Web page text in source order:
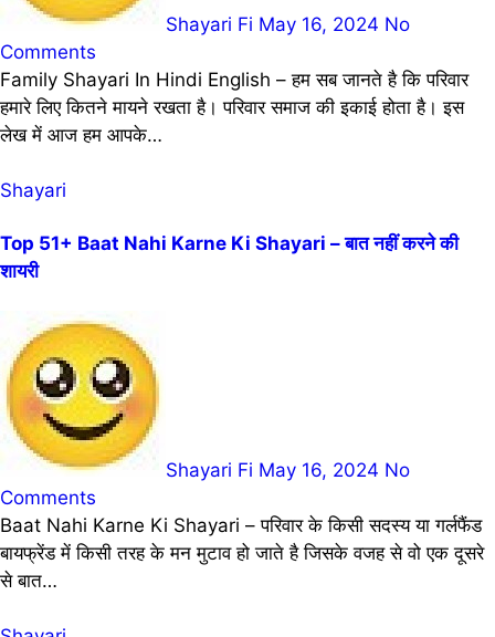
Shayari Fi May 16, 2024 No
Comments
Family Shayari In Hindi English – हम सब जानते है कि परिवार
हमारे लिए कितने मायने रखता है। परिवार समाज की इकाई होता है। इस
लेख में आज हम आपके…
Shayari
Top 51+ Baat Nahi Karne Ki Shayari – बात नहीं करने की
शायरी
Shayari Fi May 16, 2024 No
Comments
Baat Nahi Karne Ki Shayari – परिवार के किसी सदस्य या गर्लफैंड
बायफ्रेंड में किसी तरह के मन मुटाव हो जाते है जिसके वजह से वो एक दूसरे
से बात…